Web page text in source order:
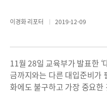
이경화 리포터 2019-12-09
11월 28일 교육부가 발표한 ‘
금까지와는 다른 대입준비가
화에도 불구하고 가장 중요